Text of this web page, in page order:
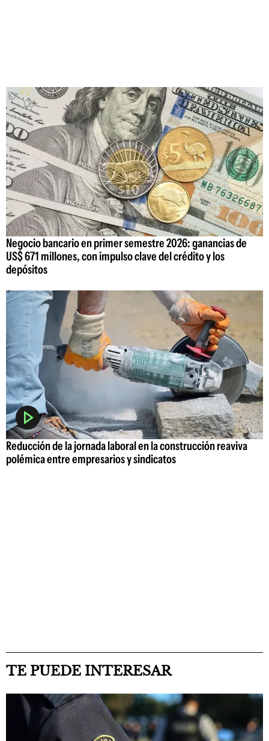
Negocio bancario en primer semestre 2026: ganancias de
US$ 671 millones, con impulso clave del crédito y los
depósitos
Reducción de la jornada laboral en la construcción reaviva
polémica entre empresarios y sindicatos
TE PUEDE INTERESAR